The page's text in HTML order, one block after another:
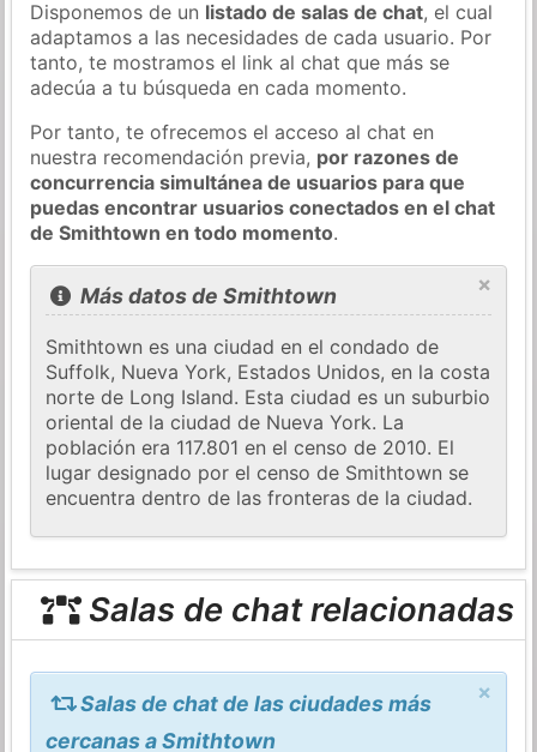
Disponemos de un listado de salas de chat, el cual
adaptamos a las necesidades de cada usuario. Por
tanto, te mostramos el link al chat que más se
adecúa a tu búsqueda en cada momento.
Por tanto, te ofrecemos el acceso al chat en
nuestra recomendación previa, por razones de
concurrencia simultánea de usuarios para que
puedas encontrar usuarios conectados en el chat
de Smithtown en todo momento.
×
Más datos de Smithtown
Smithtown es una ciudad en el condado de
Suffolk, Nueva York, Estados Unidos, en la costa
norte de Long Island. Esta ciudad es un suburbio
oriental de la ciudad de Nueva York. La
población era 117.801 en el censo de 2010. El
lugar designado por el censo de Smithtown se
encuentra dentro de las fronteras de la ciudad.
Salas de chat relacionadas
×
Salas de chat de las ciudades más
cercanas a Smithtown